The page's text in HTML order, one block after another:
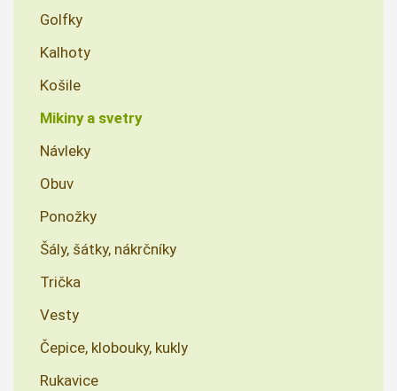
Golfky
Kalhoty
Košile
Mikiny a svetry
Návleky
Obuv
Ponožky
Šály, šátky, nákrčníky
Trička
Vesty
Čepice, klobouky, kukly
Rukavice